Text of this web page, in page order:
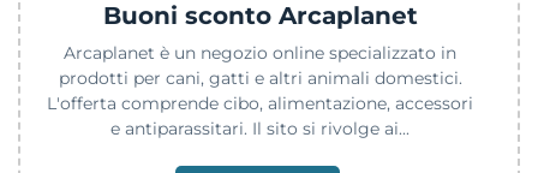
Buoni sconto Arcaplanet
Arcaplanet è un negozio online specializzato in
prodotti per cani, gatti e altri animali domestici.
L'offerta comprende cibo, alimentazione, accessori
e antiparassitari. Il sito si rivolge ai...